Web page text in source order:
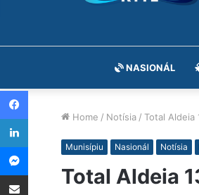
NASIONÁL
Home / Notísia / Total Aldeia
Munisípiu Nasionál Notísia
Total Aldeia
Facebook
LinkedIn
Messenger